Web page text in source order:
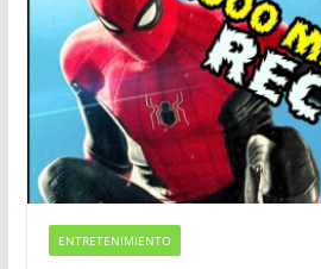
ENTRETENIMIENTO